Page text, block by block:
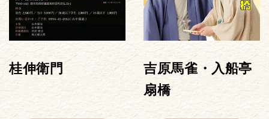
桂伸衛門
吉原馬雀・入船亭
扇橋